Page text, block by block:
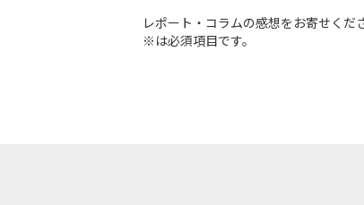
レポート・コラムの感想をお寄せくだ
※は必須項目です。